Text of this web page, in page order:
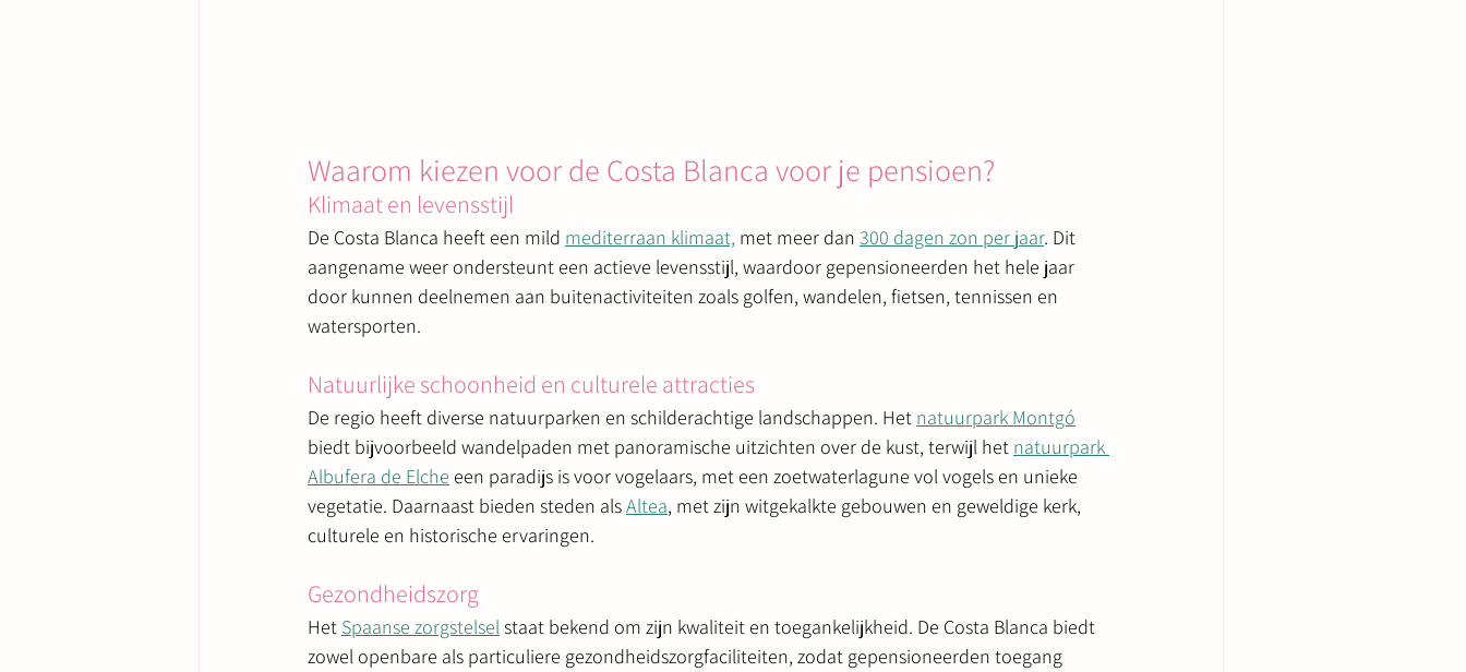
Waarom kiezen voor de Costa Blanca voor je pensioen?
Klimaat en levensstijl
De Costa Blanca heeft een mild mediterraan klimaat, met meer dan 300 dagen zon per jaar. Dit
aangename weer ondersteunt een actieve levensstijl, waardoor gepensioneerden het hele jaar
door kunnen deelnemen aan buitenactiviteiten zoals golfen, wandelen, fietsen, tennissen en
watersporten.
Natuurlijke schoonheid en culturele attracties
De regio heeft diverse natuurparken en schilderachtige landschappen. Het natuurpark Montgó
biedt bijvoorbeeld wandelpaden met panoramische uitzichten over de kust, terwijl het natuurpark
Albufera de Elche een paradijs is voor vogelaars, met een zoetwaterlagune vol vogels en unieke
vegetatie. Daarnaast bieden steden als Altea, met zijn witgekalkte gebouwen en geweldige kerk,
culturele en historische ervaringen.
Gezondheidszorg
Het Spaanse zorgstelsel staat bekend om zijn kwaliteit en toegankelijkheid. De Costa Blanca biedt
zowel openbare als particuliere gezondheidszorgfaciliteiten, zodat gepensioneerden toegang